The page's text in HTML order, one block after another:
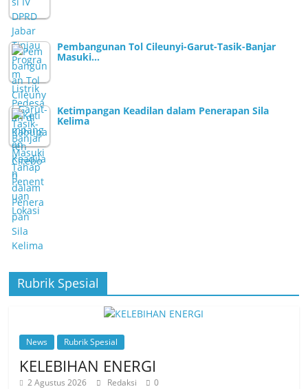
Pembangunan Tol Cileunyi-Garut-Tasik-Banjar
Masuki…
Ketimpangan Keadilan dalam Penerapan Sila
Kelima
Rubrik Spesial
News Rubrik Spesial
KELEBIHAN ENERGI
2 Agustus 2026 Redaksi 0